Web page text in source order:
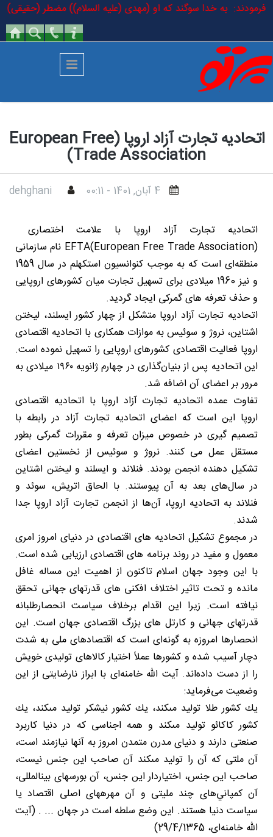
رفتن به محتوای اصلی
فرمودند: به خدا سوگند که او (مهدی (علیه السلام)) مضطر
اتحادیه تجارت آزاد اروپا (European Free
Trade Association)
4 آبان, 1401 - 00:11 dehghani
اتحادیه تجارت آزاد اروپا با علامت اختصاری
EFTA(European Free Trade Association) نام سازمانی
منطقه‌ای است که به موجب کنوانسیون استکهلم در سال 1959
و نیز 1960 میلادی برای تسهیل تجارت میان کشورهای اروپایی
و حذف تعرفه های گمرکی ایجاد گردید.
اتحادیه تجارت آزاد اروپا متشکل از چهار کشور ایسلند، لیختن
اشتاین، نروژ و سوئیس به موازات همکاری با اتحادیه اقتصادی
اروپا فعالیت اقتصادی کشورهای اروپایی را تسهیل نموده است.
این اتحادیه پس از بنیان‌گذاری در چهارم ژانویه ۱۹۶۰ میلادی به
مرور بر اعضای آن اضافه شد.
تفاوت عمده اتحادیه تجارت آزاد اروپا با اتحادیه اقتصادی
اروپا این است که اعضای اتحادیه تجارت آزاد در رابطه با
تصمیم گیری در خصوص میزان تعرفه و مقررات گمرکی بطور
مستقل عمل می کنند. نروژ و سوئیس از نخستین اعضای
تشکیل دهنده انجمن بودند. فنلاند و ایسلند و لیختن اشتاین
در سال‌های بعد به آن پیوستند. با الحاق اتریش، سوئد و
فنلاند به اتحادیه اروپا، آن‌ها از انجمن تجارت آزاد اروپا جدا
شدند.
در مجموع تشکیل اتحادیه های اقتصادی در دنیای امروز امری
معمول و مفید در روند برنامه های اقتصادی ارزیابی شده است.
با این وجود جهان اسلام تاکنون از اهمیت این مساله غافل
مانده و تحت تاثیر اختلاف افکنی های قدرتهای جهانی تحقق
نیافته است. زیرا این اقدام برخلاف سیاست انحصارطلبانه
قدرتهای جهانی و کارتل های بزرگ اقتصادی جهان است. این
انحصارها امروزه به گونه‌ای است که اقتصادهای ملی به شدت
دچار آسیب شده و کشورها عملاً اختیار کالاهای تولیدی خویش
را از دست داده‌اند. آیت الله خامنه‌ای با ابراز نارضایتی از این
وضعیت می‌فرماید:
يك كشور طلا توليد مى‏كند، يك كشور نيشكر توليد مى‏كند، يك
كشور كاكائو توليد مى‏كند و همه‏ اجناسى كه در دنيا كاربرد
صنعتى دارند و دنياى مدرن متمدن امروز به آنها نيازمند است،
آن ملتى كه آن را توليد مى‏كند آن صاحب اين جنس نيست،
صاحب اين جنس، اختياردار اين جنس، آن بورس‏هاى بين‏المللى،
آن كمپاني‌هاى چند مليتى و آن مهره‏هاى اصلى اقتصاد يا
سياست دنيا هستند. اين وضع سلطه است در جهان ... . (آیت
الله خامنه‌ای، 29/4/1365)